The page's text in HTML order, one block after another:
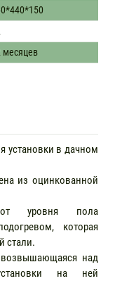
установки в дачном
из оцинкованной
уровня пола
которая
стали.
возвышающаяся над
на ней
месяцев